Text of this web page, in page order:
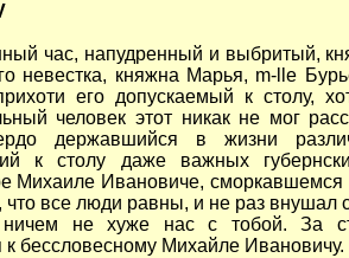
час, напудренный и выбритый,
невестка, княжна Марья, m-lle
его допускаемый к столу,
человек этот никак не мог
державшийся в жизни
к столу даже важных
Михаиле Ивановиче, сморкавшемся
что все люди равны, и не раз внушал
ничем не хуже нас с тобой. За
бессловесному Михайле Ивановичу.